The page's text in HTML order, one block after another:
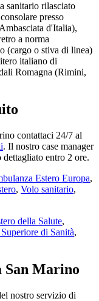
sanitario rilasciato
presso
d'Italia),
a norma
(cargo o stiva di linea)
italiano di
Romagna (Rimini,
contattaci 24/7 al
. Il nostro case manager
entro 2 ore.
Estero Europa,
, Volo sanitario,
della Salute,
di Sanità,
San Marino
nostro servizio di